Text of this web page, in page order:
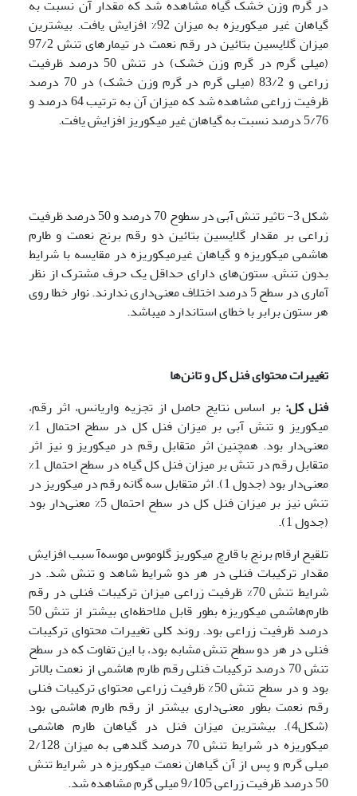
در گرم وزن خشک گیاه مشاهده شد که مقدار آن نسبت به
گیاهان غیر میکوریزه به میزان 92% افزایش یافت. بیشترین
میزان گلایسین بتائین در رقم نعمت در تیمارهای تنش 97/2
(میلی گرم در گرم وزن خشک) در تنش 50 درصد ظرفیت
زراعی و 83/2 (میلی گرم در گرم وزن خشک) در 70 درصد
ظرفیت زراعی مشاهده شد که میزان آن به ترتیب 64 درصد و
5/76 درصد نسبت به گیاهان غیر میکوریز افزایش یافت.
شکل 3- تاثیر تنش آبی در سطوح 70 درصد و 50 درصد ظرفیت
زراعی بر مقدار گلایسین بتائین دو رقم برنج نعمت و طارم
هاشمی میکوریزه و گیاهان غیرمیکوریزه در مقایسه با شرایط
بدون تنش. ستون‌های دارای حداقل یک حرف مشترک از نظر
آماری در سطح 5 درصد اختلاف معنی‌داری ندارند. نوار خطا روی
هر ستون برابر با خطای استاندارد می­باشد.
تغییرات محتوای فنل کل و تانن‌ها
فنل کل:بر اساس نتایج حاصل از تجزیه واریانس، اثر رقم،
میکوریز و تنش آبی بر میزان فنل کل در سطح احتمال 1%
معنی‌دار بود. همچنین اثر متقابل رقم در میکوریز و نیز اثر
متقابل رقم در تنش بر میزان فنل کل گیاه در سطح احتمال 1%
معنی‌دار بود (جدول 1). اثر متقابل سه گانه رقم در میکوریز در
تنش نیز بر میزان فنل کل در سطح احتمال 5% معنی‌دار بود
(جدول 1).
تلقیح ارقام برنج با قارچ میکوریز گلوموس موسه‌آ سبب افزایش
مقدار ترکیبات فنلی در هر دو شرایط شاهد و تنش شد. در
شرایط تنش 70% ظرفیت زراعی میزان ترکیبات فنلی در رقم
طارم‌هاشمی میکوریزه بطور قابل ملاحظه‌ای بیشتر از تنش 50
درصد ظرفیت زراعی بود. روند کلی تغییرات محتوای ترکیبات
فنلی در هر دو سطح تنش مشابه بود، با این تفاوت که در سطح
تنش 70 درصد ترکیبات فنلی رقم طارم هاشمی از نعمت بالاتر
بود و در سطح تنش 50% ظرفیت زراعی محتوای ترکیبات فنلی
رقم نعمت بطور معنی‌داری بیشتر از رقم طارم هاشمی بود
(شکل4). بیشترین میزان فنل در گیاهان طارم هاشمی
میکوریزه در شرایط تنش 70 درصد گلدهی به میزان 2/128
میلی گرم و پس از آن گیاهان نعمت میکوریزه در شرایط تنش
50 درصد ظرفیت زراعی 9/105 میلی گرم مشاهده شد.